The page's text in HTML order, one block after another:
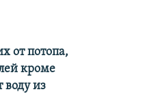
от потопа,
кроме
из